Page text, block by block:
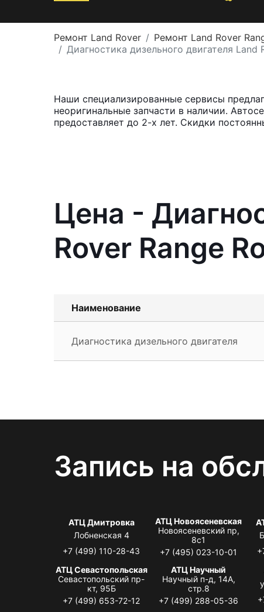
Ремонт Land Rover Ремонт Land Rover
Диагностика дизельного двигателя Land
Наши специализированные сервисы
неоригинальные запчасти в наличии.
предоставляет до 2-х лет. Скидки
Цена -
Rover Range
Наименование
Диагностика дизельного двигателя
Запись на
АТЦ Дмитровка
Лобненская 4
+7 (499) 110-28-43
АТЦ Новоясеневская
Новоясеневский пр,
8с1
+7 (495) 023-10-01
АТЦ Севастопольская
Севастопольский пр-
кт, 95Б
+7 (499) 653-72-12
АТЦ Научный
Научный п-д, 14А,
стр.8
+7 (499) 288-05-36